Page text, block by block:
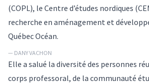
(COPL), le Centre d’études nordiques
recherche en aménagement et
Québec Océan.
— DANY VACHON
Elle a salué la diversité des personnes
corps professoral, de la communauté